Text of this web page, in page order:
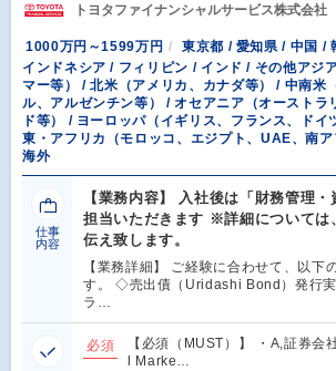
トヨタファイナンシャルサービス株式会社
1000万円～1599万円
東京都 / 愛知県 / 中国 /
インドネシア / フィリピン / インド / その他アジ
マー等） / 北米（アメリカ、カナダ等） / 中南米
ル、アルゼンチン等） / オセアニア（オーストラ
ド等） / ヨーロッパ（イギリス、フランス、ドイ
東・アフリカ（モロッコ、エジプト、UAE、南
海外
仕事
内容
【業務内容】 入社後は「財務管理
担当いただきます ※詳細については
伝え致します。
【業務詳細】 ご経験に合わせて、以下
す。 ◇売出債（Uridashi Bond）発行
ラ…
必須
【必須（MUST）】 ・A,証券
l Marke…